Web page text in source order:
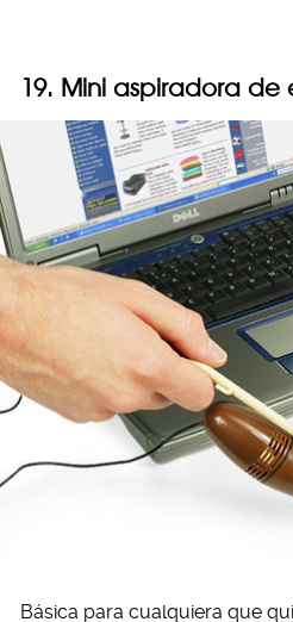
19. Mini aspiradora de
Básica para cualquiera que